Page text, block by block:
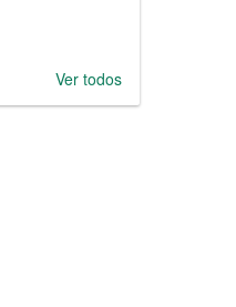
Ver todos